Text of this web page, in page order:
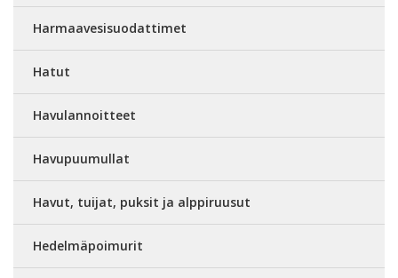
Harmaavesisuodattimet
Hatut
Havulannoitteet
Havupuumullat
Havut, tuijat, puksit ja alppiruusut
Hedelmäpoimurit